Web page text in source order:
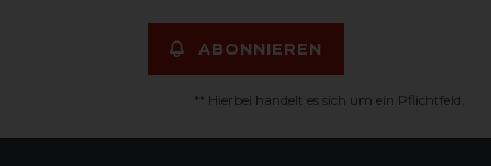
ABONNIEREN
** Hierbei handelt es sich um ein Pflichtfeld.